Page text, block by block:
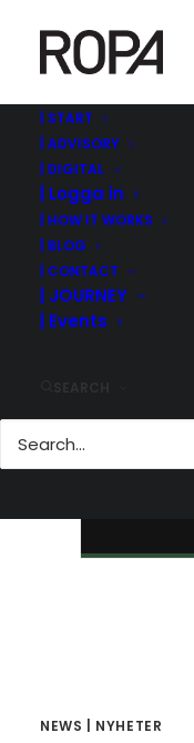
| START
| ADVISORY
| DIGITAL
| Logga in
| HOW IT WORKS
| BLOG
| CONTACT
| JOURNEY
| Events
NEWS | NYHETER